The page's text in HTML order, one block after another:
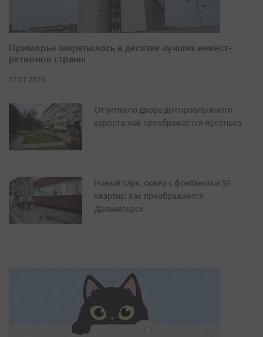
Приморье закрепилось в десятке лучших инвест-
регионов страны
17.07.2026
От уютного двора до горнолыжного
курорта: как преображается Арсеньев
Новый парк, сквер с фонтаном и 50
квартир: как преображается
Дальнегорск